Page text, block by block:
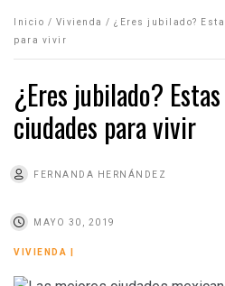
Inicio / Vivienda / ¿Eres jubilado?
para vivir
¿Eres jubilado?
ciudades para vivir
FERNANDA HERNÁNDEZ
MAYO 30, 2019
VIVIENDA